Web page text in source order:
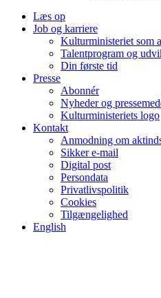
Læs op
Job og karriere
Kulturministeriet som
Talentprogram og
Din første tid
Presse
Abonnér
Nyheder og
Kulturministeriets logo
Kontakt
Anmodning om
Sikker e-mail
Digital post
Persondata
Privatlivspolitik
Cookies
Tilgængelighed
English